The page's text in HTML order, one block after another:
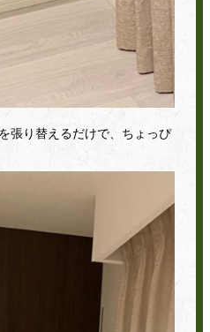
張り替えるだけで、ちょっぴ